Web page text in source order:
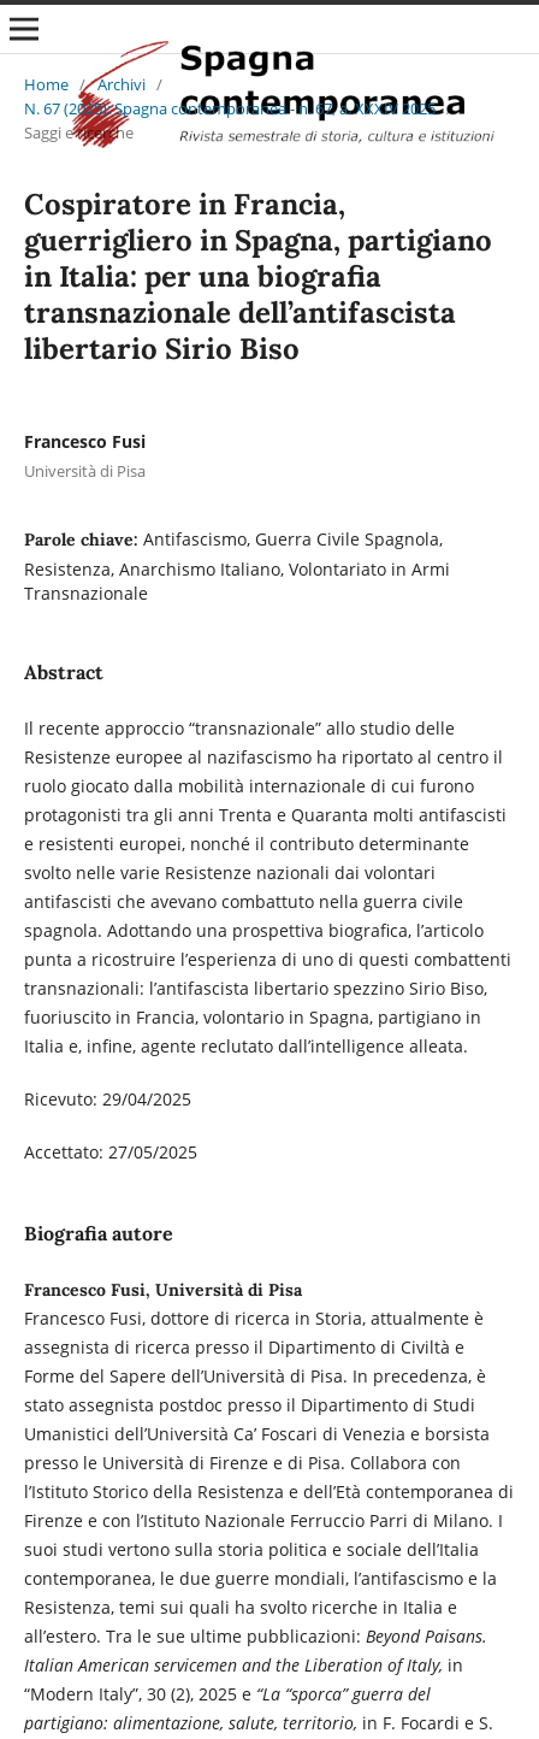
Home / Archivi /
N. 67 (2025): Spagna contemporanea - n. 67, a. XXXIV 2025 /
Saggi e ricerche
Cospiratore in Francia,
guerrigliero in Spagna, partigiano
in Italia: per una biografia
transnazionale dell’antifascista
libertario Sirio Biso
Francesco Fusi
Università di Pisa
Parole chiave: Antifascismo, Guerra Civile Spagnola,
Resistenza, Anarchismo Italiano, Volontariato in Armi
Transnazionale
Abstract
Il recente approccio “transnazionale” allo studio delle
Resistenze europee al nazifascismo ha riportato al centro il
ruolo giocato dalla mobilità internazionale di cui furono
protagonisti tra gli anni Trenta e Quaranta molti antifascisti
e resistenti europei, nonché il contributo determinante
svolto nelle varie Resistenze nazionali dai volontari
antifascisti che avevano combattuto nella guerra civile
spagnola. Adottando una prospettiva biografica, l’articolo
punta a ricostruire l’esperienza di uno di questi combattenti
transnazionali: l’antifascista libertario spezzino Sirio Biso,
fuoriuscito in Francia, volontario in Spagna, partigiano in
Italia e, infine, agente reclutato dall’intelligence alleata.
Ricevuto: 29/04/2025
Accettato: 27/05/2025
Biografia autore
Francesco Fusi, Università di Pisa
Francesco Fusi, dottore di ricerca in Storia, attualmente è
assegnista di ricerca presso il Dipartimento di Civiltà e
Forme del Sapere dell’Università di Pisa. In precedenza, è
stato assegnista postdoc presso il Dipartimento di Studi
Umanistici dell’Università Ca’ Foscari di Venezia e borsista
presso le Università di Firenze e di Pisa. Collabora con
l’Istituto Storico della Resistenza e dell’Età contemporanea di
Firenze e con l’Istituto Nazionale Ferruccio Parri di Milano. I
suoi studi vertono sulla storia politica e sociale dell’Italia
contemporanea, le due guerre mondiali, l’antifascismo e la
Resistenza, temi sui quali ha svolto ricerche in Italia e
all’estero. Tra le sue ultime pubblicazioni: Beyond Paisans.
Italian American servicemen and the Liberation of Italy, in
“Modern Italy”, 30 (2), 2025 e “La “sporca” guerra del
partigiano: alimentazione, salute, territorio, in F. Focardi e S.